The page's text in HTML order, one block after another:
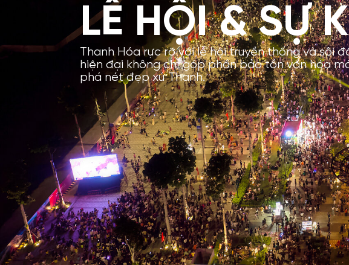
LỄ HỘI & SỰ
Thanh Hóa rực rỡ với lễ hội truyền thống và sôi
hiện đại không chỉ góp phần bảo tồn văn hóa
phá nét đẹp xứ Thanh.